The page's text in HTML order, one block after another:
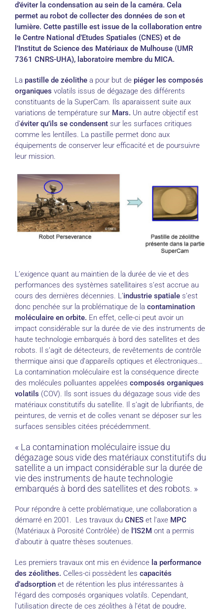
d’éviter la condensation au sein de la caméra. Cela
permet au robot de collecter des données de son et
lumière. Cette pastille est issue de la collaboration entre
le Centre National d’Etudes Spatiales (CNES) et de
l’Institut de Science des Matériaux de Mulhouse (UMR
7361 CNRS-UHA), laboratoire membre du MICA.
La pastille de zéolithe a pour but de piéger les composés
organiques volatils issus de dégazage des différents
constituants de la SuperCam. Ils aparaissent suite aux
variations de température sur Mars. Un autre objectif est
d’éviter qu’ils se condensent sur les surfaces critiques
comme les lentilles. La pastille permet donc aux
équipements de conserver leur efficacité et de poursuivre
leur mission.
L’exigence quant au maintien de la durée de vie et des
performances des systèmes satellitaires s’est accrue au
cours des dernières décennies. L’industrie spatiale s’est
donc penchée sur la problématique de la contamination
moléculaire en orbite. En effet, celle-ci peut avoir un
impact considérable sur la durée de vie des instruments de
haute technologie embarqués à bord des satellites et des
robots. Il s’agit de détecteurs, de revêtements de contrôle
thermique ainsi que d’appareils optiques et électroniques…
La contamination moléculaire est la conséquence directe
des molécules polluantes appelées composés organiques
volatils (COV). Ils sont issues du dégazage sous vide des
matériaux constitutifs du satellite. Il s’agit de lubrifiants, de
peintures, de vernis et de colles venant se déposer sur les
surfaces sensibles citées précédemment.
« La contamination moléculaire issue du
dégazage sous vide des matériaux constitutifs du
satellite a un impact considérable sur la durée de
vie des instruments de haute technologie
embarqués à bord des satellites et des robots. »
Pour répondre à cette problématique, une collaboration a
démarré en 2001. Les travaux du CNES et l’axe MPC
(Matériaux à Porosité Contrôlée) de l’IS2M ont a permis
d’aboutir à quatre thèses soutenues.
Les premiers travaux ont mis en évidence la performance
des zéolithes. Celles-ci possèdent les capacités
d’adsorption et de rétention les plus intéressantes à
l’égard des composés organiques volatils. Cependant,
l’utilisation directe de ces zéolithes à l’état de poudre,